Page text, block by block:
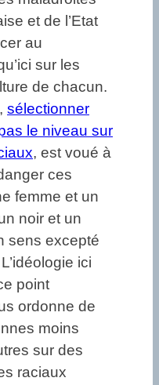
et de l’Etat
au
sur les
de chacun.
sélectionner
le niveau sur
, est voué à
ces
femme et un
noir et un
sens excepté
ici
point
ordonne de
moins
sur des
raciaux